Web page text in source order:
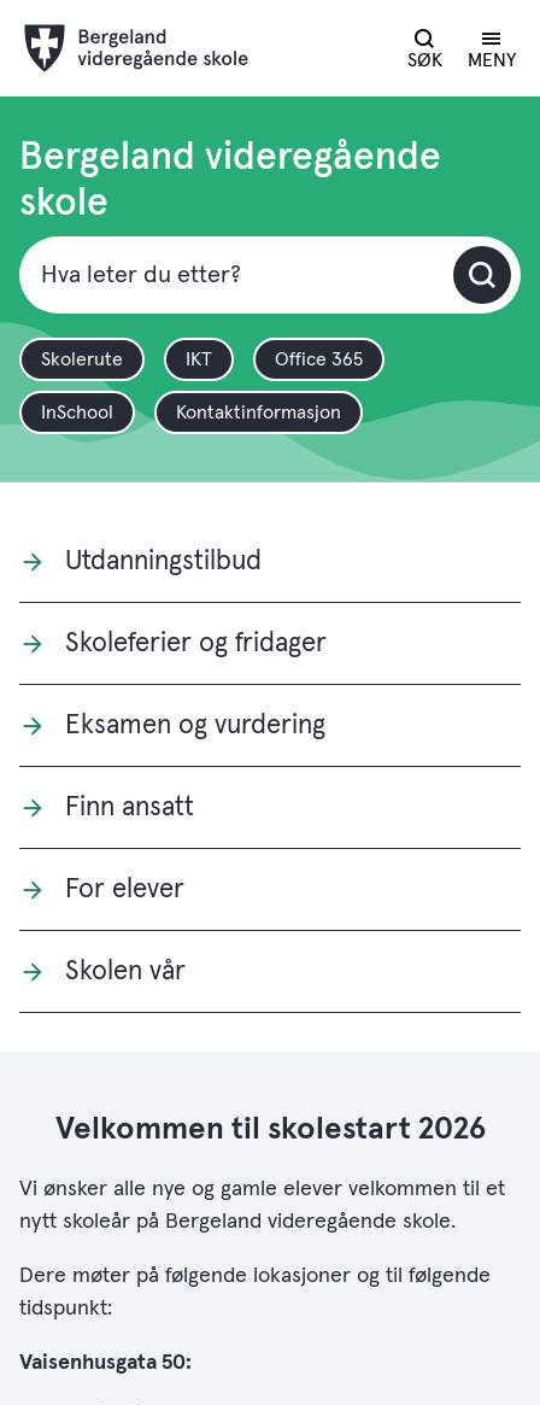
SØK MENY
vgsBergeland videregående
skole
Skolerute IKT Office 365
InSchool Kontaktinformasjon
Utdanningstilbud
Skoleferier og fridager
Eksamen og vurdering
Finn ansatt
For elever
Skolen vår
Velkommen til skolestart 2026
Vi ønsker alle nye og gamle elever velkommen til et
nytt skoleår på Bergeland videregående skole.
Dere møter på følgende lokasjoner og til følgende
tidspunkt:
Vaisenhusgata 50: